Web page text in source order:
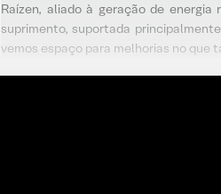
Raízen, aliado à geração de
suprimento, suportada
vemos espaço para melhorias no que